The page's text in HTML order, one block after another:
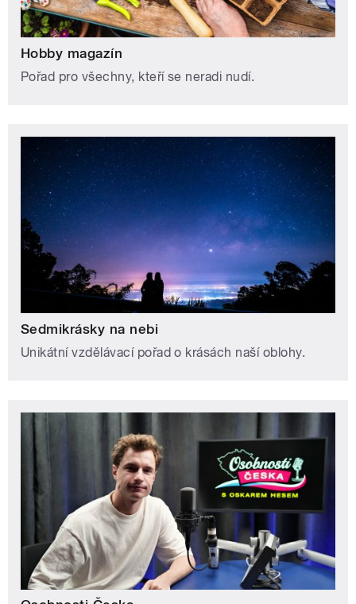
Hobby magazín
Pořad pro všechny, kteří se neradi nudí.
Sedmikrásky na nebi
Unikátní vzdělávací pořad o krásách naší oblohy.